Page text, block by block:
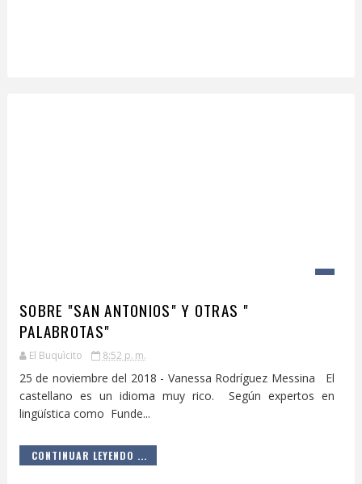
SOBRE "SAN ANTONIOS" Y OTRAS "
PALABROTAS"
El Buquìcito 8:52 p. m.
25 de noviembre del 2018 - Vanessa Rodríguez Messina El
castellano es un idioma muy rico. Según expertos en
lingüística como Funde...
CONTINUAR LEYENDO ...